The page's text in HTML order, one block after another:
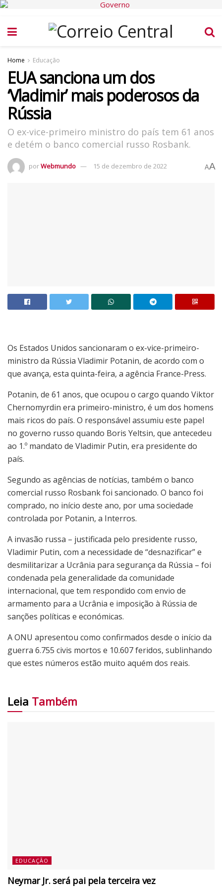
Home Educação
EUA sanciona um dos
‘Vladimir’ mais poderosos da
Rússia
O ex-vice-primeiro ministro do país tem 61 anos
e detém o banco comercial russo Rosbank.
porWebmundo 15 de dezembro de 2022 AA
Os Estados Unidos sancionaram o ex-vice-primeiro-
ministro da Rússia Vladimir Potanin, de acordo com o
que avança, esta quinta-feira, a agência France-Press.
Potanin, de 61 anos, que ocupou o cargo quando Viktor
Chernomyrdin era primeiro-ministro, é um dos homens
mais ricos do país. O responsável assumiu este papel
no governo russo quando Boris Yeltsin, que antecedeu
ao 1.º mandato de Vladimir Putin, era presidente do
país.
Segundo as agências de notícias, também o banco
comercial russo Rosbank foi sancionado. O banco foi
comprado, no início deste ano, por uma sociedade
controlada por Potanin, a Interros.
A invasão russa – justificada pelo presidente russo,
Vladimir Putin, com a necessidade de “desnazificar” e
desmilitarizar a Ucrânia para segurança da Rússia – foi
condenada pela generalidade da comunidade
internacional, que tem respondido com envio de
armamento para a Ucrânia e imposição à Rússia de
sanções políticas e económicas.
A ONU apresentou como confirmados desde o início da
guerra 6.755 civis mortos e 10.607 feridos, sublinhando
que estes números estão muito aquém dos reais.
Leia Também
EDUCAÇÃO
Neymar Jr. será pai pela terceira vez